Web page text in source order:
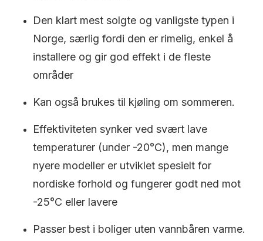
Den klart mest solgte og vanligste typen i
Norge, særlig fordi den er rimelig, enkel å
installere og gir god effekt i de fleste
områder
Kan også brukes til kjøling om sommeren.
Effektiviteten synker ved svært lave
temperaturer (under -20°C), men mange
nyere modeller er utviklet spesielt for
nordiske forhold og fungerer godt ned mot
-25°C eller lavere
Passer best i boliger uten vannbåren varme.